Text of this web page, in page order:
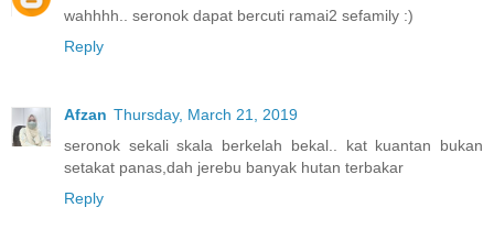
wahhhh.. seronok dapat bercuti ramai2 sefamily :)
Reply
Afzan Thursday, March 21, 2019
seronok sekali skala berkelah bekal.. kat kuantan bukan
setakat panas,dah jerebu banyak hutan terbakar
Reply